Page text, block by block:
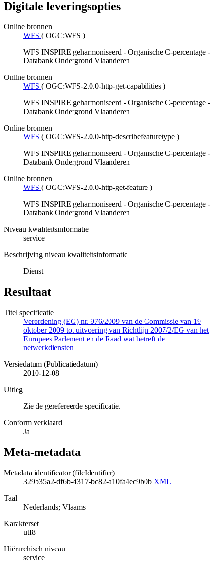
Digitale leveringsopties
Online bronnen
WFS ( OGC:WFS )
WFS INSPIRE geharmoniseerd - Organische C-percentage -
Databank Ondergrond Vlaanderen
Online bronnen
WFS ( OGC:WFS-2.0.0-http-get-capabilities )
WFS INSPIRE geharmoniseerd - Organische C-percentage -
Databank Ondergrond Vlaanderen
Online bronnen
WFS ( OGC:WFS-2.0.0-http-describefeaturetype )
WFS INSPIRE geharmoniseerd - Organische C-percentage -
Databank Ondergrond Vlaanderen
Online bronnen
WFS ( OGC:WFS-2.0.0-http-get-feature )
WFS INSPIRE geharmoniseerd - Organische C-percentage -
Databank Ondergrond Vlaanderen
Niveau kwaliteitsinformatie
service
Beschrijving niveau kwaliteitsinformatie
Dienst
Resultaat
Titel specificatie
Verordening (EG) nr. 976/2009 van de Commissie van 19
oktober 2009 tot uitvoering van Richtlijn 2007/2/EG van het
Europees Parlement en de Raad wat betreft de
netwerkdiensten
Versiedatum (Publicatiedatum)
2010-12-08
Uitleg
Zie de gerefereerde specificatie.
Conform verklaard
Ja
Meta-metadata
Metadata identificator (fileIdentifier)
329b35a2-df6b-4317-bc82-a10fa4ec9b0b XML
Taal
Nederlands; Vlaams
Karakterset
utf8
Hiërarchisch niveau
service